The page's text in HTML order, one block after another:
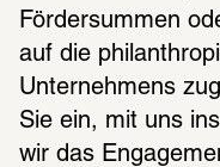
Fördersummen
auf die
Unternehmens
Sie ein, mit uns
wir das